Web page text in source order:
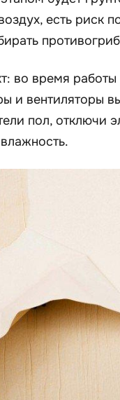
есть риск
во время
и вентиляторы
пол, отключи